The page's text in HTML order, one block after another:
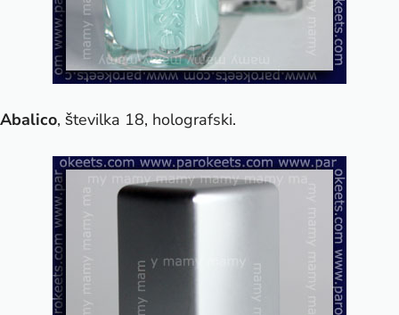
Abalico, številka 18, holografski.